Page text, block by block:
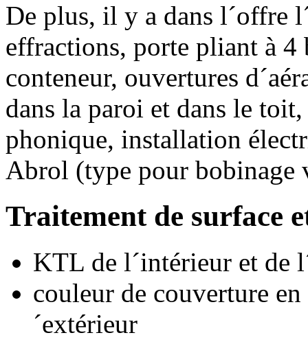
De plus, il y a dans l´offre
effractions, porte pliant à 4
conteneur, ouvertures
dans la paroi et dans le
phonique, installation
Abrol (type pour bobinage
Traitement de surface
KTL de l´intérieur et de
couleur de couverture
´extérieur